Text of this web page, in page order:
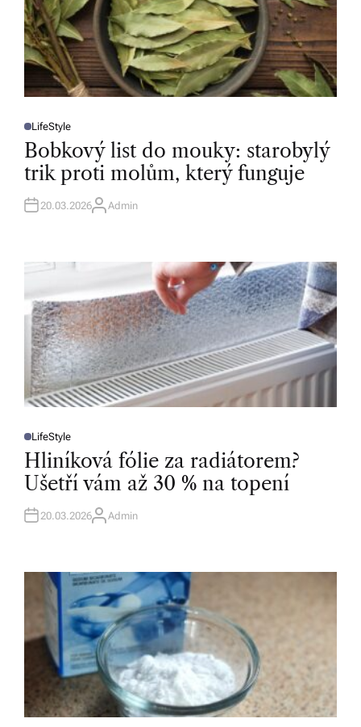
P
O
E
D
N
LifeStyle
Bobkový list do mouky: starobylý
trik proti molům, který funguje
20.03.2026A
Admin
P
O
T
D
N
LifeStyle
Hliníková fólie za radiátorem?
Ušetří vám až 30 % na topení
20.03.2026A
R
Admin